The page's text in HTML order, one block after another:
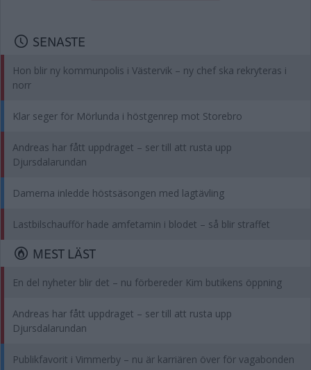
SENASTE
Hon blir ny kommunpolis i Västervik – ny chef ska rekryteras i
norr
Klar seger för Mörlunda i höstgenrep mot Storebro
Andreas har fått uppdraget – ser till att rusta upp
Djursdalarundan
Damerna inledde höstsäsongen med lagtävling
Lastbilschaufför hade amfetamin i blodet – så blir straffet
MEST LÄST
En del nyheter blir det – nu förbereder Kim butikens öppning
Andreas har fått uppdraget – ser till att rusta upp
Djursdalarundan
Publikfavorit i Vimmerby – nu är karriären över för vagabonden